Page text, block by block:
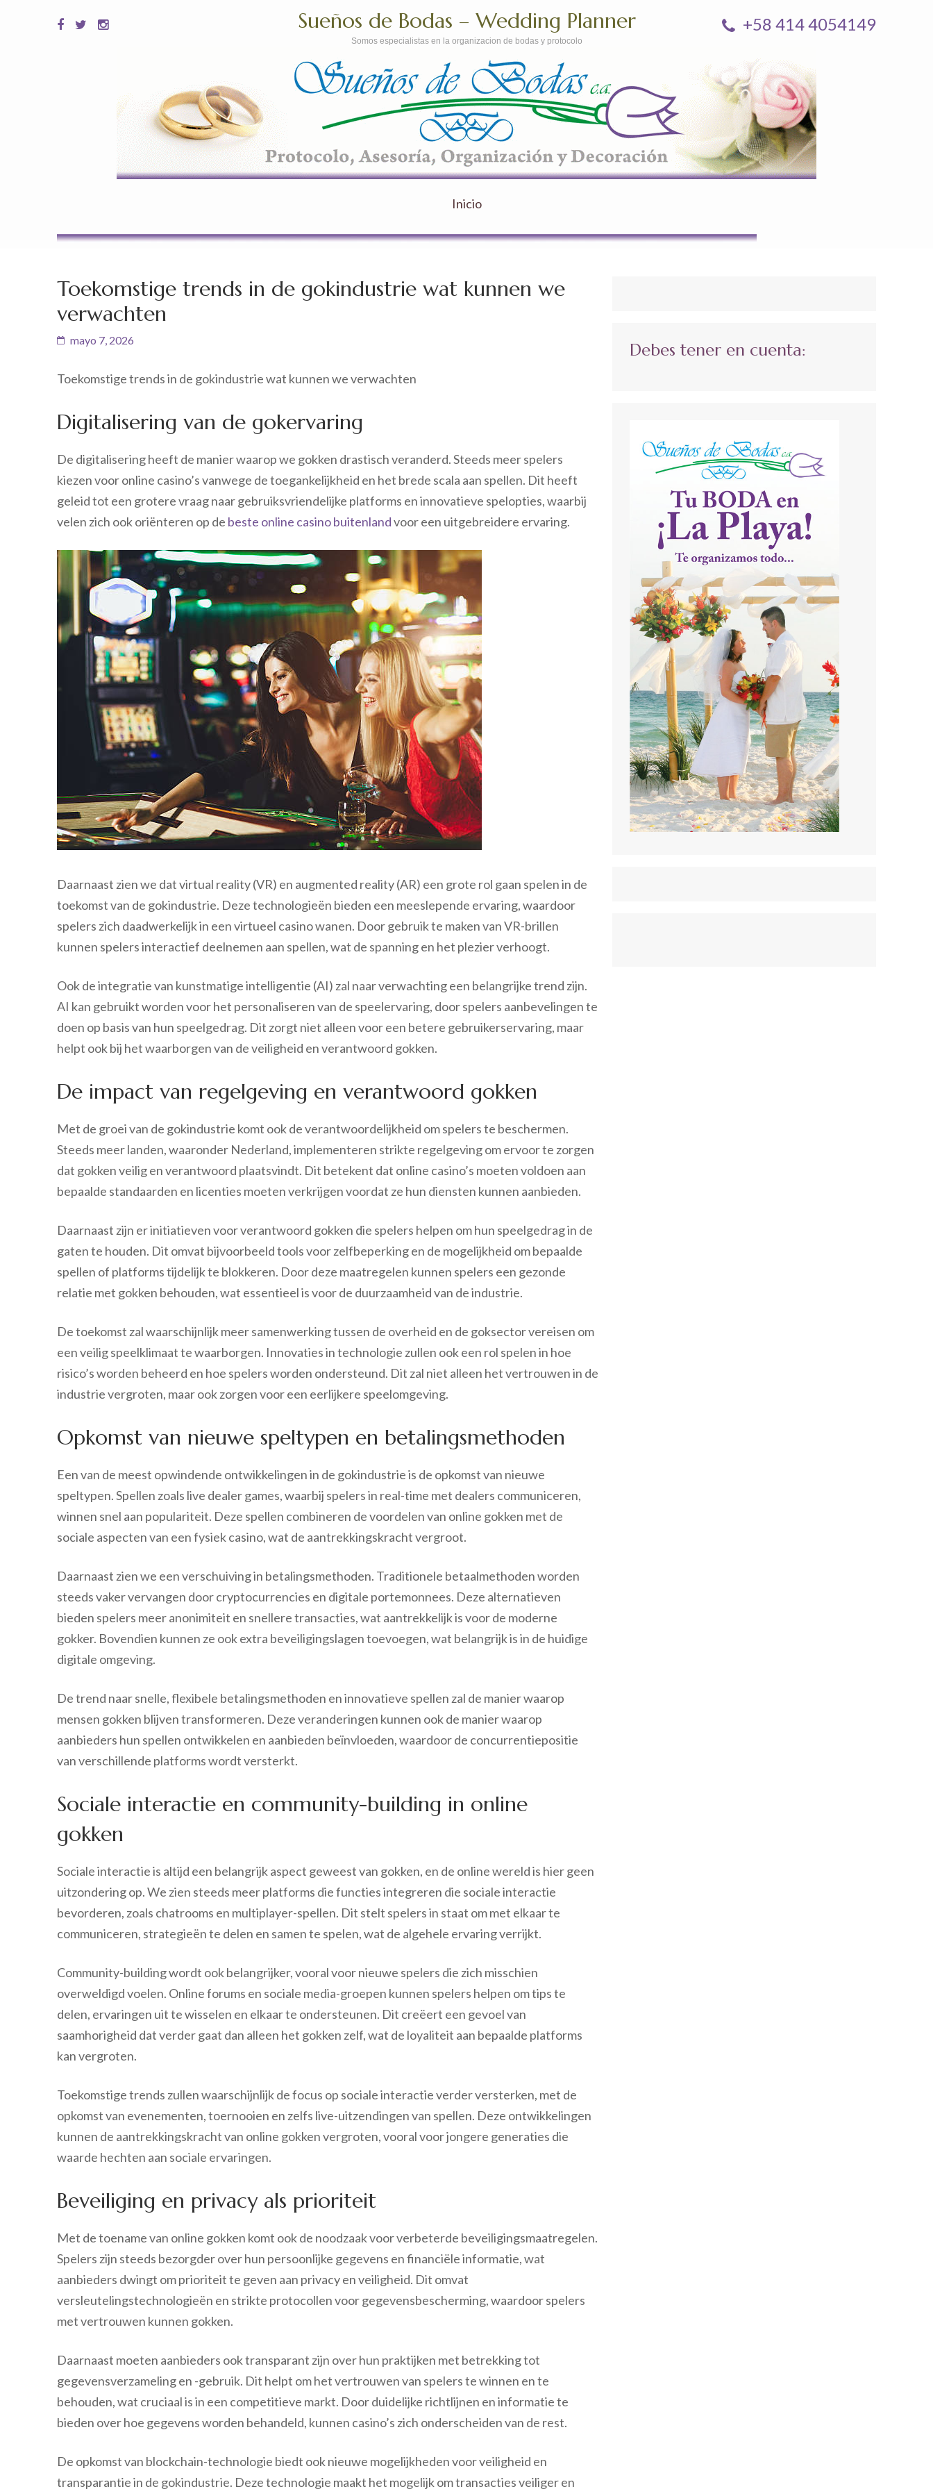
+58 414 4054149
Sueños de Bodas – Wedding Planner
Somos especialistas en la organizacion de bodas y protocolo
Inicio
Toekomstige trends in de gokindustrie wat kunnen we
verwachten
mayo 7, 2026
Toekomstige trends in de gokindustrie wat kunnen we verwachten
Digitalisering van de gokervaring
De digitalisering heeft de manier waarop we gokken drastisch veranderd. Steeds meer spelers
kiezen voor online casino’s vanwege de toegankelijkheid en het brede scala aan spellen. Dit heeft
geleid tot een grotere vraag naar gebruiksvriendelijke platforms en innovatieve spelopties, waarbij
velen zich ook oriënteren op de beste online casino buitenlandvoor een uitgebreidere ervaring.
Daarnaast zien we dat virtual reality (VR) en augmented reality (AR) een grote rol gaan spelen in de
toekomst van de gokindustrie. Deze technologieën bieden een meeslepende ervaring, waardoor
spelers zich daadwerkelijk in een virtueel casino wanen. Door gebruik te maken van VR-brillen
kunnen spelers interactief deelnemen aan spellen, wat de spanning en het plezier verhoogt.
Ook de integratie van kunstmatige intelligentie (AI) zal naar verwachting een belangrijke trend zijn.
AI kan gebruikt worden voor het personaliseren van de speelervaring, door spelers aanbevelingen te
doen op basis van hun speelgedrag. Dit zorgt niet alleen voor een betere gebruikerservaring, maar
helpt ook bij het waarborgen van de veiligheid en verantwoord gokken.
De impact van regelgeving en verantwoord gokken
Met de groei van de gokindustrie komt ook de verantwoordelijkheid om spelers te beschermen.
Steeds meer landen, waaronder Nederland, implementeren strikte regelgeving om ervoor te zorgen
dat gokken veilig en verantwoord plaatsvindt. Dit betekent dat online casino’s moeten voldoen aan
bepaalde standaarden en licenties moeten verkrijgen voordat ze hun diensten kunnen aanbieden.
Daarnaast zijn er initiatieven voor verantwoord gokken die spelers helpen om hun speelgedrag in de
gaten te houden. Dit omvat bijvoorbeeld tools voor zelfbeperking en de mogelijkheid om bepaalde
spellen of platforms tijdelijk te blokkeren. Door deze maatregelen kunnen spelers een gezonde
relatie met gokken behouden, wat essentieel is voor de duurzaamheid van de industrie.
De toekomst zal waarschijnlijk meer samenwerking tussen de overheid en de goksector vereisen om
een veilig speelklimaat te waarborgen. Innovaties in technologie zullen ook een rol spelen in hoe
risico’s worden beheerd en hoe spelers worden ondersteund. Dit zal niet alleen het vertrouwen in de
industrie vergroten, maar ook zorgen voor een eerlijkere speelomgeving.
Opkomst van nieuwe speltypen en betalingsmethoden
Een van de meest opwindende ontwikkelingen in de gokindustrie is de opkomst van nieuwe
speltypen. Spellen zoals live dealer games, waarbij spelers in real-time met dealers communiceren,
winnen snel aan populariteit. Deze spellen combineren de voordelen van online gokken met de
sociale aspecten van een fysiek casino, wat de aantrekkingskracht vergroot.
Daarnaast zien we een verschuiving in betalingsmethoden. Traditionele betaalmethoden worden
steeds vaker vervangen door cryptocurrencies en digitale portemonnees. Deze alternatieven
bieden spelers meer anonimiteit en snellere transacties, wat aantrekkelijk is voor de moderne
gokker. Bovendien kunnen ze ook extra beveiligingslagen toevoegen, wat belangrijk is in de huidige
digitale omgeving.
De trend naar snelle, flexibele betalingsmethoden en innovatieve spellen zal de manier waarop
mensen gokken blijven transformeren. Deze veranderingen kunnen ook de manier waarop
aanbieders hun spellen ontwikkelen en aanbieden beïnvloeden, waardoor de concurrentiepositie
van verschillende platforms wordt versterkt.
Sociale interactie en community-building in online
gokken
Sociale interactie is altijd een belangrijk aspect geweest van gokken, en de online wereld is hier geen
uitzondering op. We zien steeds meer platforms die functies integreren die sociale interactie
bevorderen, zoals chatrooms en multiplayer-spellen. Dit stelt spelers in staat om met elkaar te
communiceren, strategieën te delen en samen te spelen, wat de algehele ervaring verrijkt.
Community-building wordt ook belangrijker, vooral voor nieuwe spelers die zich misschien
overweldigd voelen. Online forums en sociale media-groepen kunnen spelers helpen om tips te
delen, ervaringen uit te wisselen en elkaar te ondersteunen. Dit creëert een gevoel van
saamhorigheid dat verder gaat dan alleen het gokken zelf, wat de loyaliteit aan bepaalde platforms
kan vergroten.
Toekomstige trends zullen waarschijnlijk de focus op sociale interactie verder versterken, met de
opkomst van evenementen, toernooien en zelfs live-uitzendingen van spellen. Deze ontwikkelingen
kunnen de aantrekkingskracht van online gokken vergroten, vooral voor jongere generaties die
waarde hechten aan sociale ervaringen.
Beveiliging en privacy als prioriteit
Met de toename van online gokken komt ook de noodzaak voor verbeterde beveiligingsmaatregelen.
Spelers zijn steeds bezorgder over hun persoonlijke gegevens en financiële informatie, wat
aanbieders dwingt om prioriteit te geven aan privacy en veiligheid. Dit omvat
versleutelingstechnologieën en strikte protocollen voor gegevensbescherming, waardoor spelers
met vertrouwen kunnen gokken.
Daarnaast moeten aanbieders ook transparant zijn over hun praktijken met betrekking tot
gegevensverzameling en -gebruik. Dit helpt om het vertrouwen van spelers te winnen en te
behouden, wat cruciaal is in een competitieve markt. Door duidelijke richtlijnen en informatie te
bieden over hoe gegevens worden behandeld, kunnen casino’s zich onderscheiden van de rest.
De opkomst van blockchain-technologie biedt ook nieuwe mogelijkheden voor veiligheid en
transparantie in de gokindustrie. Deze technologie maakt het mogelijk om transacties veiliger en
Debes tener en cuenta: